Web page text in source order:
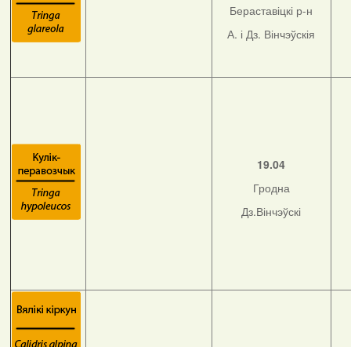
Бераставіцкі р-н
А. і Дз. Вінчэўскія
19.04
Гродна
Дз.Вінчэўскі